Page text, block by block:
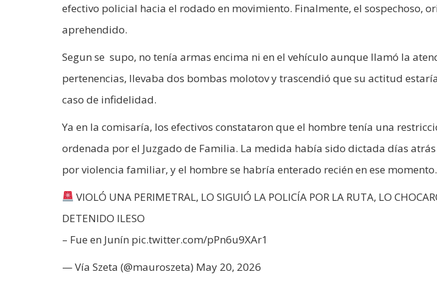
efectivo policial hacia el rodado en movimiento. Finalmente, el sospechoso,
aprehendido.
Segun se supo, no tenía armas encima ni en el vehículo aunque llamó la
pertenencias, llevaba dos bombas molotov y trascendió que su actitud
caso de infidelidad.
Ya en la comisaría, los efectivos constataron que el hombre tenía una
ordenada por el Juzgado de Familia. La medida había sido dictada días
por violencia familiar, y el hombre se habría enterado recién en ese momento.
VIOLÓ UNA PERIMETRAL, LO SIGUIÓ LA POLICÍA POR LA RUTA, LO
DETENIDO ILESO
– Fue en Junín pic.twitter.com/pPn6u9XAr1
— Vía Szeta (@mauroszeta) May 20, 2026